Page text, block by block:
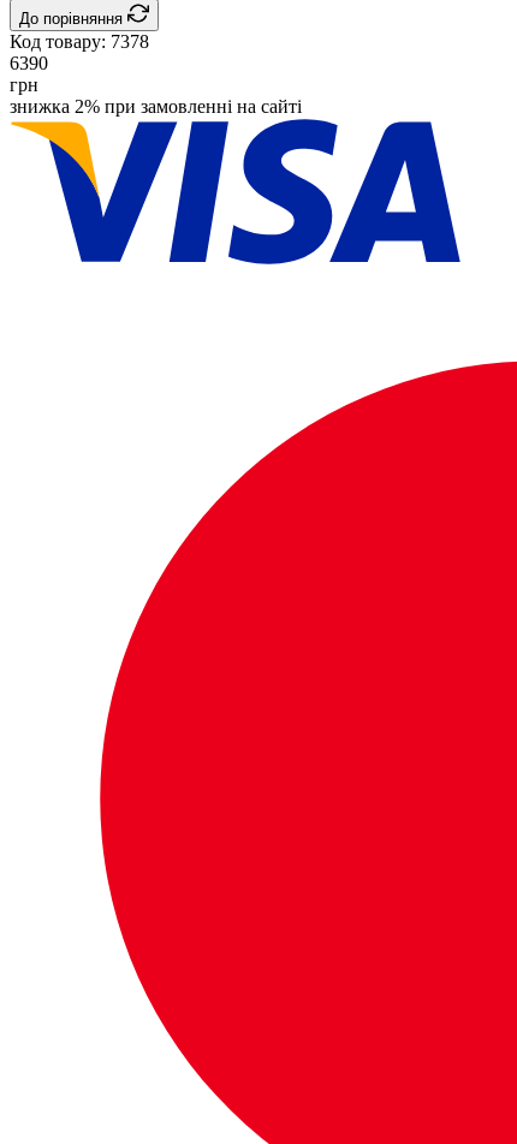
До порівняння
Код товару: 7378
6390
грн
знижка 2% при замовленні на сайті